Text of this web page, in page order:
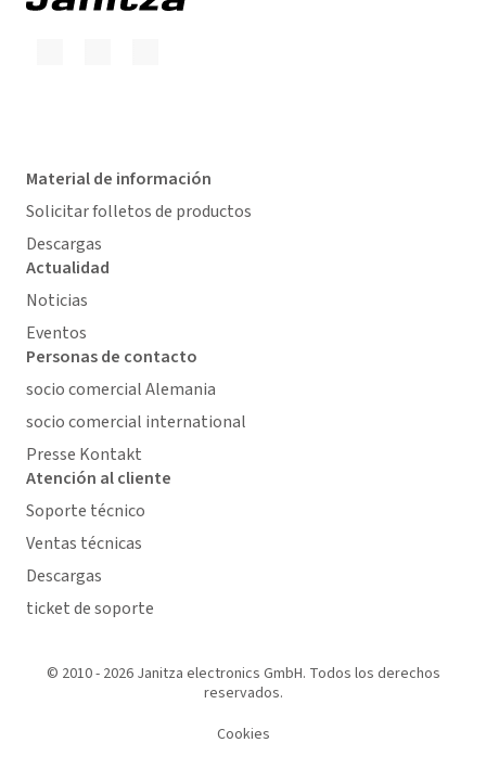
Material de información
Solicitar folletos de productos
Descargas
Actualidad
Noticias
Eventos
Personas de contacto
socio comercial Alemania
socio comercial international
Presse Kontakt
Atención al cliente
Soporte técnico
Ventas técnicas
Descargas
ticket de soporte
© 2010 - 2026 Janitza electronics GmbH. Todos los derechos
reservados.
Cookies